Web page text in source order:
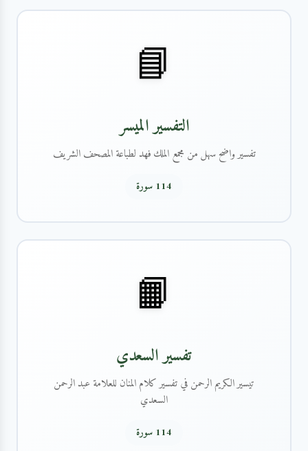
📘
التفسير الميسر
تفسير واضح سهل من مجمع الملك فهد لطباعة المصحف الشريف
114 سورة
📙
تفسير السعدي
تيسير الكريم الرحمن في تفسير كلام المنان للعلامة عبد الرحمن
السعدي
114 سورة